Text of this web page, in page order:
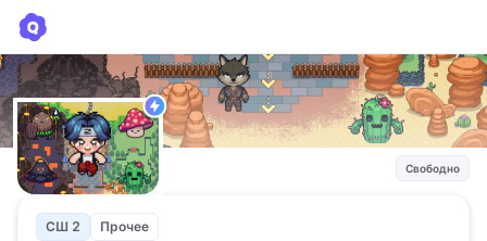
Свободно
СШ 2 Прочее